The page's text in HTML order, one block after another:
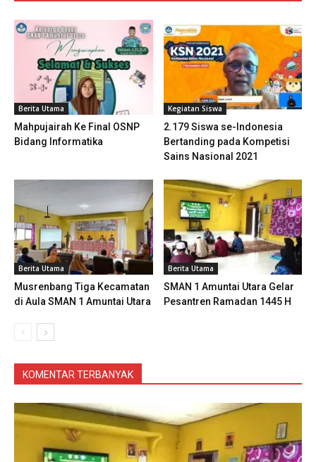
Berita Utama
Mahpujairah Ke Final OSNP
Bidang Informatika
Kegiatan Siswa
2.179 Siswa se-Indonesia
Bertanding pada Kompetisi
Sains Nasional 2021
Berita Utama
Musrenbang Tiga Kecamatan
di Aula SMAN 1 Amuntai Utara
Berita Utama
SMAN 1 Amuntai Utara Gelar
Pesantren Ramadan 1445 H
KOMENTAR TERBANYAK